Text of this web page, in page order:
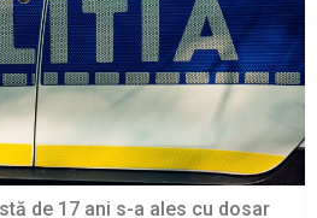
de 17 ani s-a ales cu dosar